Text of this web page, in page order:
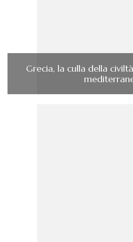
Grecia, la culla della